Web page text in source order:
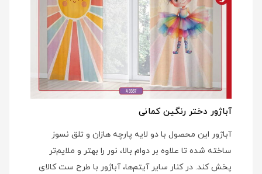
آباژور دختر رنگین کمانی
آباژور این محصول با دو لایه پارچه هازان و تلق نسوز
ساخته شده تا علاوه بر دوام بالا، نور را بهتر و ملایم‌تر
پخش کند. در کنار سایر آیتم‌ها، آباژور با طرح ست کالای